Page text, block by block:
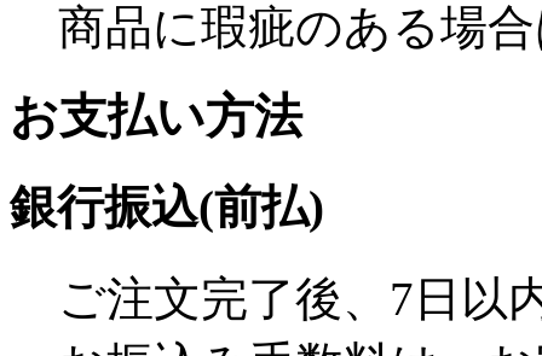
商品に瑕疵のある場
お支払い方法
銀行振込(前払)
ご注文完了後、7日以